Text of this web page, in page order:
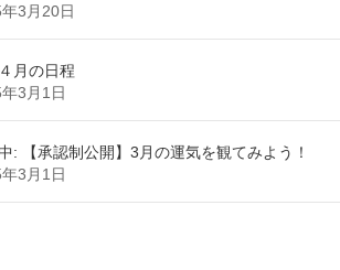
3月20日
月の日程
3月1日
: 【承認制公開】3月の運気を観てみよう！
3月1日